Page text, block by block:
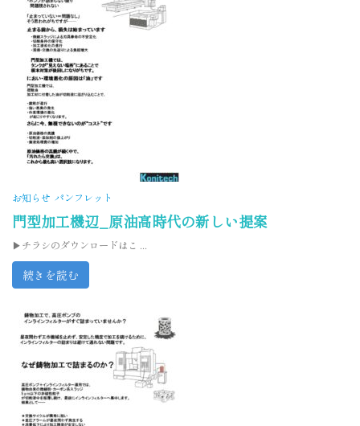
お知らせ パンフレット
門型加工機辺_原油高時代の新しい提案
▶チラシのダウンロードはこ ...
続きを読む